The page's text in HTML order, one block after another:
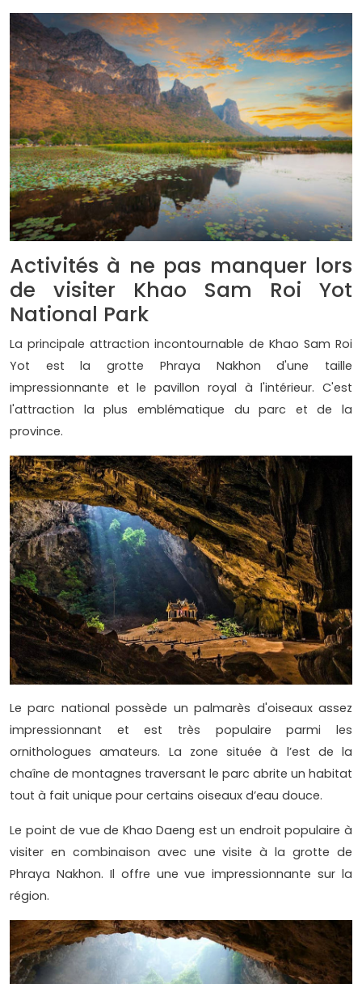
Activités à ne pas manquer lors
de visiter Khao Sam Roi Yot
National Park
La principale attraction incontournable de Khao Sam Roi
Yot est la grotte Phraya Nakhon d'une taille
impressionnante et le pavillon royal à l'intérieur. C'est
l'attraction la plus emblématique du parc et de la
province.
Le parc national possède un palmarès d'oiseaux assez
impressionnant et est très populaire parmi les
ornithologues amateurs. La zone située à l’est de la
chaîne de montagnes traversant le parc abrite un habitat
tout à fait unique pour certains oiseaux d’eau douce.
Le point de vue de Khao Daeng est un endroit populaire à
visiter en combinaison avec une visite à la grotte de
Phraya Nakhon. Il offre une vue impressionnante sur la
région.